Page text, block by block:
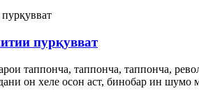
пурқувват
таппонча, таппонча, таппонча,
он хеле осон аст, бинобар ин шумо